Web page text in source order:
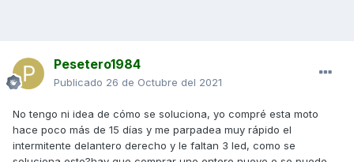
Pesetero1984
Publicado 26 de Octubre del 2021
No tengo ni idea de cómo se soluciona, yo compré esta moto
hace poco más de 15 días y me parpadea muy rápido el
intermitente delantero derecho y le faltan 3 led, como se